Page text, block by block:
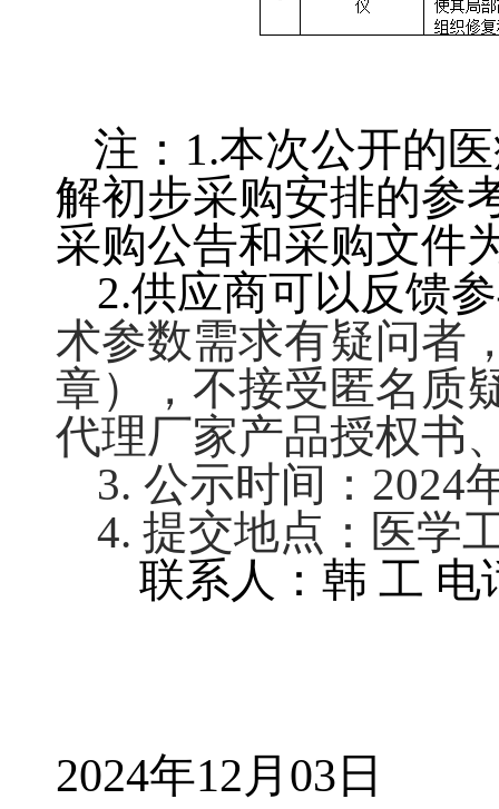
注： 1.本次公开的
解初步采购安排的参
采购公告和采购文件
2.供应商可以反馈
术参数需求有疑问者
章），不接受匿名质
代理厂家产品授权书
3. 公示时间： 2024
4. 提交地点：医学
联系人：韩 工 电
2024年12 月 03 日